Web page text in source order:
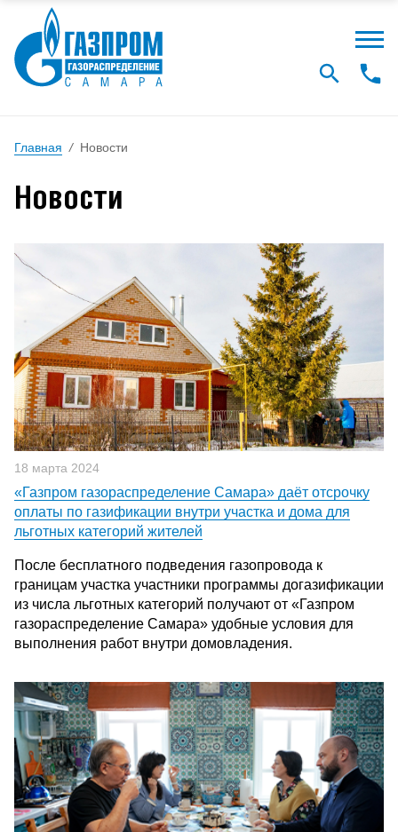
Главная / Новости
Новости
18 марта 2024
«Газпром газораспределение Самара» даёт отсрочку
оплаты по газификации внутри участка и дома для
льготных категорий жителей
После бесплатного подведения газопровода к
границам участка участники программы догазификации
из числа льготных категорий получают от «Газпром
газораспределение Самара» удобные условия для
выполнения работ внутри домовладения.